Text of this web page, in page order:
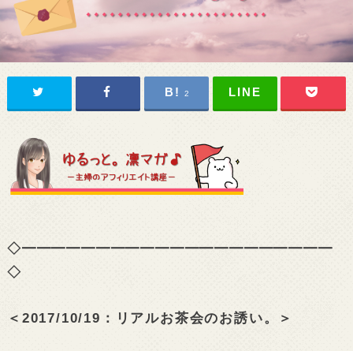
2
◇━━━━━━━━━━━━━━━━━━━━━
◇
＜2017/10/19：リアルお茶会のお誘い。＞